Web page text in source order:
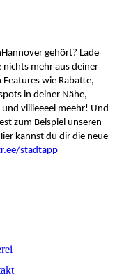
gehört? Lade
mehr aus deiner
wie Rabatte,
in deiner Nähe,
viiiieeeel meehr! Und
zum Beispiel unseren
kannst du dir die neue
stadtapp